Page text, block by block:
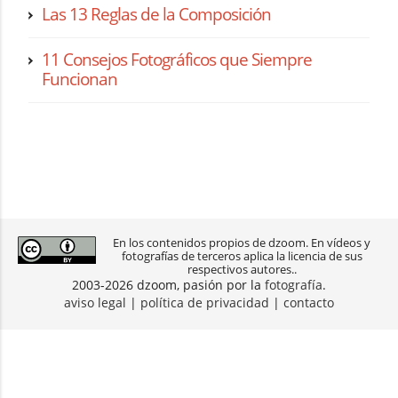
Las 13 Reglas de la Composición
11 Consejos Fotográficos que Siempre
Funcionan
En los contenidos propios de dzoom. En vídeos y
fotografías de terceros aplica la licencia de sus
respectivos autores..
2003-2026 dzoom, pasión por la fotografía.
aviso legal | política de privacidad | contacto